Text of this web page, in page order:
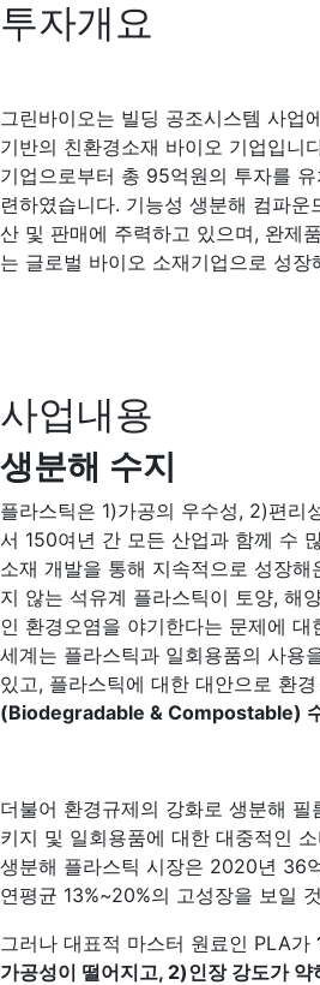
투자개요
그린바이오는 빌딩 공조시스템 사업
기반의 친환경소재 바이오 기업입니
기업으로부터 총 95억원의 투자를
련하였습니다. 기능성 생분해 컴파운
산 및 판매에 주력하고 있으며, 완제
는 글로벌 바이오 소재기업으로 성장
사업내용
생분해 수지
플라스틱은 1)가공의 우수성, 2)편리
서 150여년 간 모든 산업과 함께 수
소재 개발을 통해 지속적으로 성장해
지 않는 석유계 플라스틱이 토양, 해
인 환경오염을 야기한다는 문제에 대
세계는 플라스틱과 일회용품의 사용
있고, 플라스틱에 대한 대안으로 환
(Biodegradable & Compostable)
더불어 환경규제의 강화로 생분해
키지 및 일회용품에 대한 대중적인
생분해 플라스틱 시장은 2020년 36
연평균 13%~20%의 고성장을 보일
그러나 대표적 마스터 원료인 PLA가
가공성이 떨어지고, 2)인장 강도가